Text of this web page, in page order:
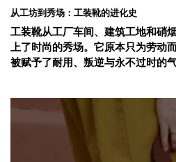
从工坊到秀场：工装靴的进化史
工装靴从工厂车间、建筑工地和硝
上了时尚的秀场。它原本只为劳动
被赋予了耐用、叛逆与永不过时的气